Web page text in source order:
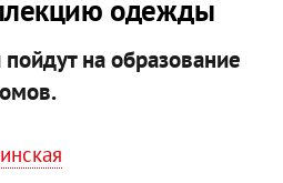
одежды
на образование